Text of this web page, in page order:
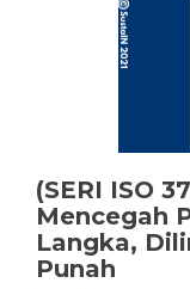
(SERI ISO
Mencegah
Langka,
Punah